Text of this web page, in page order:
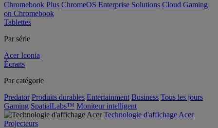
Chromebook Plus ChromeOS Enterprise Solutions Cloud Gaming
on Chromebook
Tablettes
Par série
Acer Iconia
Écrans
Par catégorie
Predator Produits durables Entertainment Business Tous les jours
Gaming SpatialLabs™ Moniteur intelligent
Technologie d'affichage Acer
Projecteurs